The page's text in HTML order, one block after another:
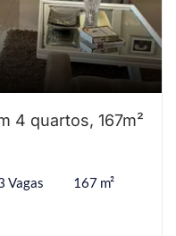
4 quartos, 167m²
Vagas 167 m²